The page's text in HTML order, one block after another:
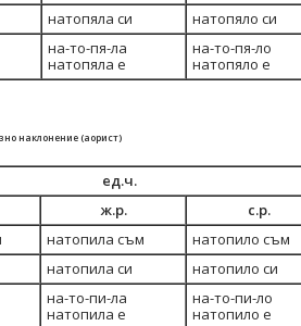
натопяла си
натопяло си
на-то-пя-ла
натопяла е
на-то-пя-ло
натопяло е
наклонение (аорист)
ед.ч.
ж.р.
с.р.
натопила съм
натопило съм
натопила си
натопило си
на-то-пи-ла
натопила е
на-то-пи-ло
натопило е